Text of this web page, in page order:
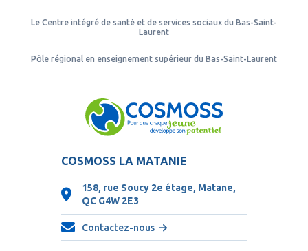
Le Centre intégré de santé et de services sociaux du Bas-Saint-
Laurent
Pôle régional en enseignement supérieur du Bas-Saint-Laurent
COSMOSS LA MATANIE
158, rue Soucy 2e étage, Matane,
QC G4W 2E3
Contactez-nous